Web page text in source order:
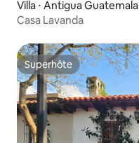
Villa ⋅ Antigua Guatemala
Casa Lavanda
Superhôte
Superhôte